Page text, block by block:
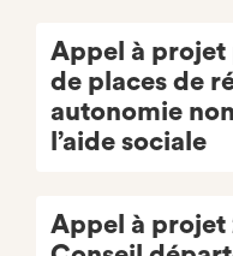
Appel à projet
de places de
autonomie
l’aide sociale
Appel à projet